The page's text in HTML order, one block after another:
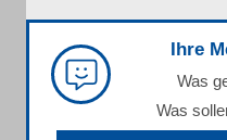
Ihre
Was
Was